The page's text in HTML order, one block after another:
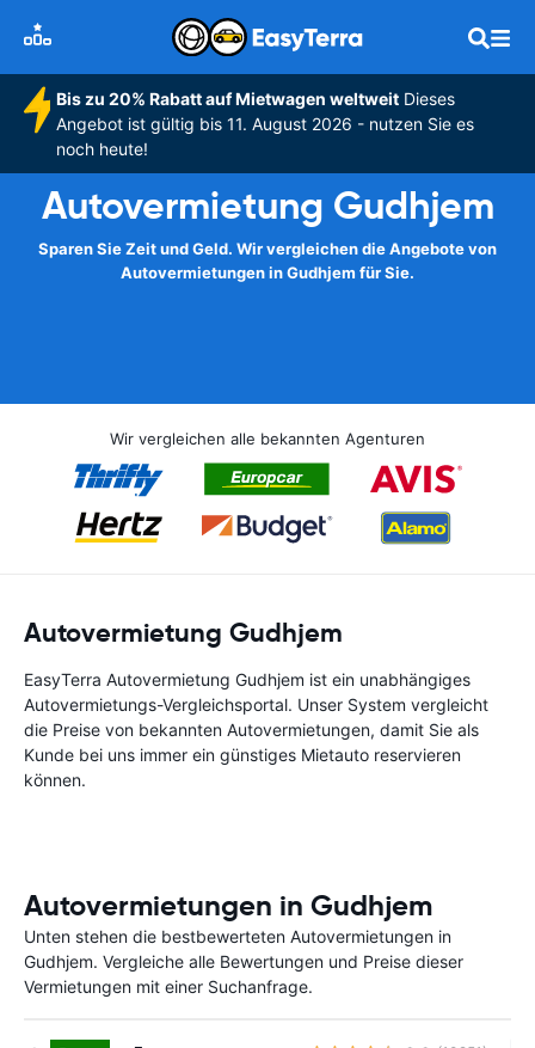
Bis zu 20% Rabatt auf Mietwagen weltweitDieses
Angebot ist gültig bis 11. August 2026 - nutzen Sie es
noch heute!
Autovermietung Gudhjem
Sparen Sie Zeit und Geld. Wir vergleichen die Angebote von
Autovermietungen in Gudhjem für Sie.
Wir vergleichen alle bekannten Agenturen
Autovermietung Gudhjem
EasyTerra Autovermietung Gudhjem ist ein unabhängiges
Autovermietungs-Vergleichsportal. Unser System vergleicht
die Preise von bekannten Autovermietungen, damit Sie als
Kunde bei uns immer ein günstiges Mietauto reservieren
können.
Autovermietungen in Gudhjem
Unten stehen die bestbewerteten Autovermietungen in
Gudhjem. Vergleiche alle Bewertungen und Preise dieser
Vermietungen mit einer Suchanfrage.